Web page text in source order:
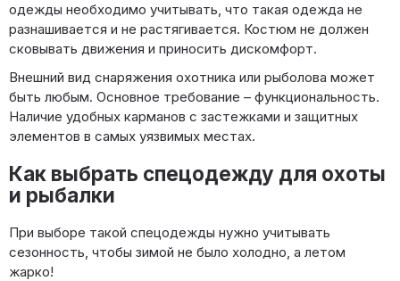
одежды необходимо учитывать, что такая одежда не
разнашивается и не растягивается. Костюм не должен
сковывать движения и приносить дискомфорт.
Внешний вид снаряжения охотника или рыболова может
быть любым. Основное требование – функциональность.
Наличие удобных карманов с застежками и защитных
элементов в самых уязвимых местах.
Как выбрать спецодежду для охоты
и рыбалки
При выборе такой спецодежды нужно учитывать
сезонность, чтобы зимой не было холодно, а летом
жарко!